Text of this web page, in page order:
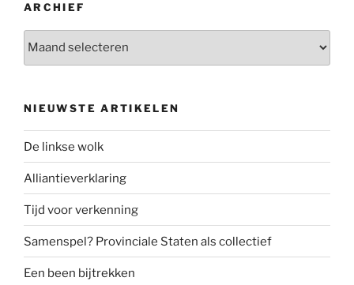
ARCHIEF
NIEUWSTE ARTIKELEN
De linkse wolk
Alliantieverklaring
Tijd voor verkenning
Samenspel? Provinciale Staten als collectief
Een been bijtrekken